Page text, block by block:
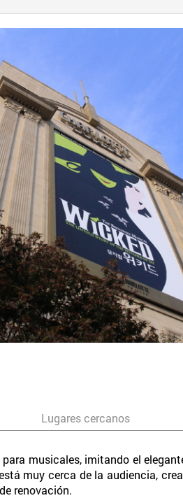
Lugares cercanos
musicales, imitando el
muy cerca de la audiencia,
renovación.